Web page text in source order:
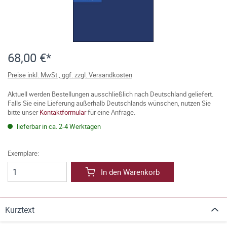
68,00 €*
Preise inkl. MwSt., ggf. zzgl. Versandkosten
Aktuell werden Bestellungen ausschließlich nach Deutschland geliefert.
Falls Sie eine Lieferung außerhalb Deutschlands wünschen, nutzen Sie
bitte unserKontaktformularfür eine Anfrage.
lieferbar in ca. 2-4 Werktagen
Exemplare:
In den Warenkorb
Kurztext